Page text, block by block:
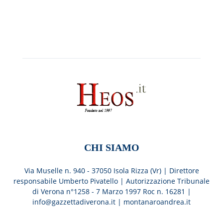
CHI SIAMO
Via Muselle n. 940 - 37050 Isola Rizza (Vr) | Direttore
responsabile Umberto Pivatello | Autorizzazione Tribunale
di Verona n°1258 - 7 Marzo 1997 Roc n. 16281 |
info@gazzettadiverona.it | montanaroandrea.it